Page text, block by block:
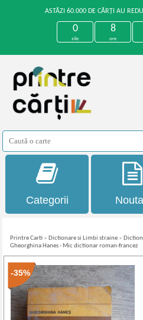
ASTĂZI 60.000 DE CĂRȚI AU
0
zile
8
ore
Categorii
Printre Carti » Dictionare si Limbi straine »
Gheorghina Hanes - Mic dictionar roman-francez
-35%